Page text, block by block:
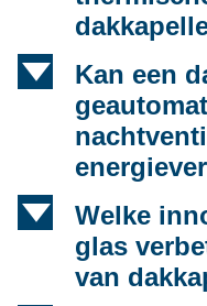
d
Kan een
d
Welke
glas
van